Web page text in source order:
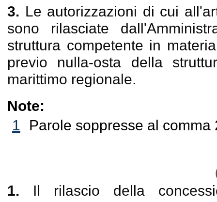
3. Le autorizzazioni di cui
sono rilasciate
struttura competente in
previo nulla-osta della
marittimo regionale.
Note:
1
Parole soppresse al
1. Il rilascio della